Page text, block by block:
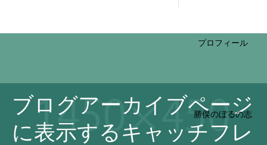
HOME
プロフィール
ブログアーカイブページ
に表示するキャッチフレ